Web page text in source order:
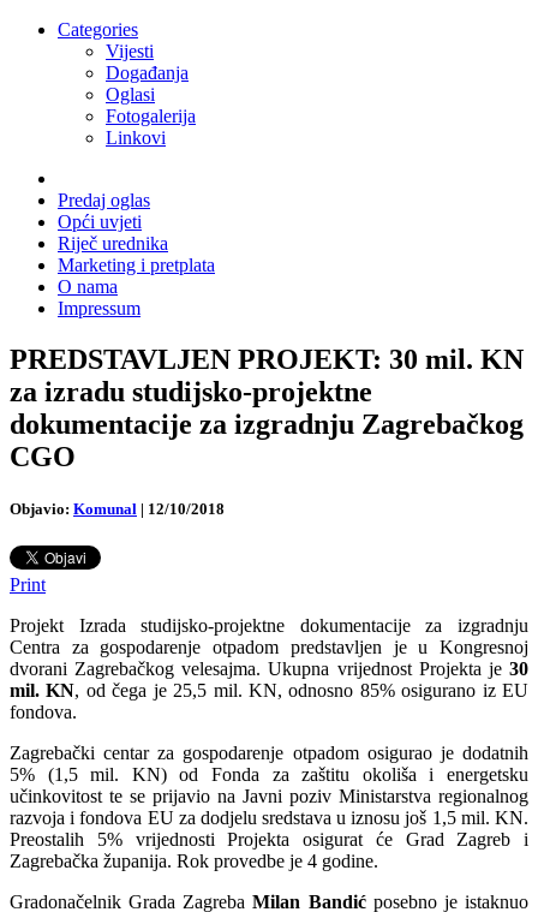
Categories
Vijesti
Događanja
Oglasi
Fotogalerija
Linkovi
Predaj oglas
Opći uvjeti
Riječ urednika
Marketing i pretplata
O nama
Impressum
PREDSTAVLJEN PROJEKT: 30 mil. KN
za izradu studijsko-projektne
dokumentacije za izgradnju Zagrebačkog
CGO
Objavio: Komunal | 12/10/2018
Print
Projekt Izrada studijsko-projektne dokumentacije za izgradnju
Centra za gospodarenje otpadom predstavljen je u Kongresnoj
dvorani Zagrebačkog velesajma. Ukupna vrijednost Projekta je 30
mil. KN, od čega je 25,5 mil. KN, odnosno 85% osigurano iz EU
fondova.
Zagrebački centar za gospodarenje otpadom osigurao je dodatnih
5% (1,5 mil. KN) od Fonda za zaštitu okoliša i energetsku
učinkovitost te se prijavio na Javni poziv Ministarstva regionalnog
razvoja i fondova EU za dodjelu sredstava u iznosu još 1,5 mil. KN.
Preostalih 5% vrijednosti Projekta osigurat će Grad Zagreb i
Zagrebačka županija. Rok provedbe je 4 godine.
Gradonačelnik Grada ZagrebaMilan Bandićposebno je istaknuo